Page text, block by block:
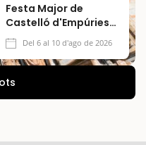
Festa Major de
Castelló d'Empúries
2026Del 6 al 10 d'ago de 2026